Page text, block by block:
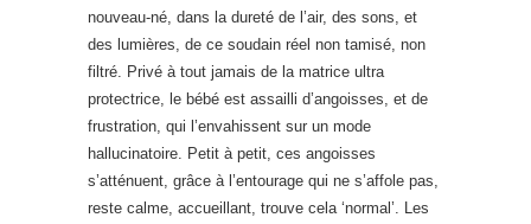
nouveau-né, dans la dureté de l’air, des sons, et
des lumières, de ce soudain réel non tamisé, non
filtré. Privé à tout jamais de la matrice ultra
protectrice, le bébé est assailli d’angoisses, et de
frustration, qui l’envahissent sur un mode
hallucinatoire. Petit à petit, ces angoisses
s’atténuent, grâce à l’entourage qui ne s’affole pas,
reste calme, accueillant, trouve cela ‘normal’. Les